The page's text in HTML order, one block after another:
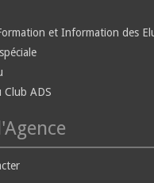
et Information des
Club ADS